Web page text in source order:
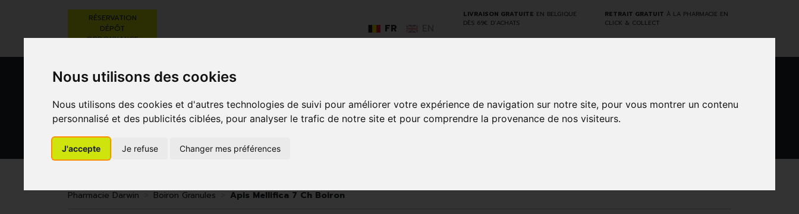
Nous utilisons des cookies
Nous utilisons des cookies et d'autres technologies de suivi pour améliorer votre expérience de navigation sur notre site, pour vous montrer un contenu
personnalisé et des publicités ciblées, pour analyser le trafic de notre site et pour comprendre la provenance de nos visiteurs.
J'accepte Je refuse Changer mes préférences
LIVRAISON GRATUITE EN BELGIQUE
DÈS 69€ D’ACHATS
RETRAIT GRATUIT À LA PHARMACIE EN
CLICK & COLLECT
FR
RÉSERVATION
DÉPÔT
ORDONNANCE
GO
BEAUTÉ,
SOINS ET
RÉGIME,
GROSSESSE
Pharmacie Darwin Boiron Granules Apis Mellifica 7 Ch Boiron